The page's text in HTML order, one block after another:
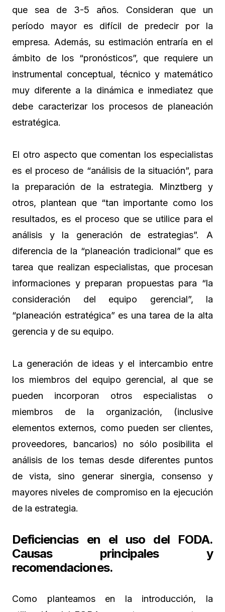
que sea de 3-5 años. Consideran que un
período mayor es difícil de predecir por la
empresa. Además, su estimación entraría en el
ámbito de los “pronósticos”, que requiere un
instrumental conceptual, técnico y matemático
muy diferente a la dinámica e inmediatez que
debe caracterizar los procesos de planeación
estratégica.
El otro aspecto que comentan los especialistas
es el proceso de “análisis de la situación”, para
la preparación de la estrategia. Minztberg y
otros, plantean que “tan importante como los
resultados, es el proceso que se utilice para el
análisis y la generación de estrategias”. A
diferencia de la “planeación tradicional” que es
tarea que realizan especialistas, que procesan
informaciones y preparan propuestas para “la
consideración del equipo gerencial”, la
“planeación estratégica” es una tarea de la alta
gerencia y de su equipo.
La generación de ideas y el intercambio entre
los miembros del equipo gerencial, al que se
pueden incorporan otros especialistas o
miembros de la organización, (inclusive
elementos externos, como pueden ser clientes,
proveedores, bancarios) no sólo posibilita el
análisis de los temas desde diferentes puntos
de vista, sino generar sinergia, consenso y
mayores niveles de compromiso en la ejecución
de la estrategia.
Deficiencias en el uso del FODA.
Causas principales y
recomendaciones.
Como planteamos en la introducción, la